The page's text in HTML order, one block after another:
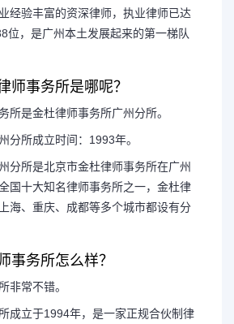
经验丰富的资深律师，执业律师已达
位，是广州本土发展起来的第一梯队
师事务所是哪呢？
所是金杜律师事务所广州分所。
分所成立时间：1993年。
分所是北京市金杜律师事务所在广州
国十大知名律师事务所之一，金杜律
海、重庆、成都等多个城市都设有分
事务所怎么样？
非常不错。
成立于1994年，是一家正规合伙制律